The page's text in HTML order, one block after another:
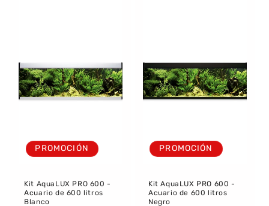
PROMOCIÓN
Kit AquaLUX PRO 600 -
Acuario de 600 litros
Blanco
PROMOCIÓN
Kit AquaLUX PRO 600 -
Acuario de 600 litros
Negro